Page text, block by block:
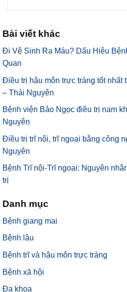
Bài viết khác
Đi Vệ Sinh Ra Máu? Dấu Hiệu
Quan
Điều trị hậu môn trực tràng tốt nhất
– Thái Nguyên
Bệnh viện Bảo Ngọc điều trị nam
Nguyên
Điều trị trĩ nội, trĩ ngoại bằng công
Nguyên
Bệnh Trĩ nội-Trĩ ngoại: Nguyên
trị
Danh mục
Bệnh giang mai
Bệnh lậu
Bệnh trĩ và hậu môn trực tràng
Bệnh xã hội
Đa khoa